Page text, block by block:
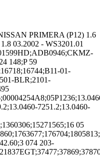
PRIMERA (P12) 1.6
03.2002 - WS3201.01
148;P 59
01-
BLR;2101-
7251.2;13.0460-
05
074 203-